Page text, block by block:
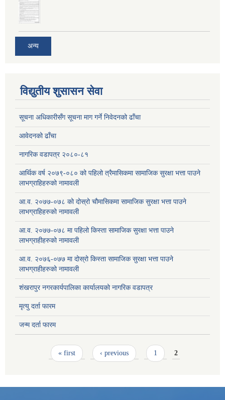
अन्य
विद्युतीय शुसासन सेवा
सूचना अधिकारीसँग सूचना माग गर्ने निवेदनको ढाँचा
आवेदनको ढाँचा
नागरिक वडापत्र २०८०-८१
आर्थिक वर्ष २०७९-०८० को पहिलो त्रैमासिकमा सामाजिक सुरक्षा भत्ता पाउने
लाभग्राहिहरुको नामावली
आ.व. २०७७-०७८ को दोस्रो चौमासिकमा सामाजिक सुरक्षा भत्ता पाउने
लाभग्राहिहरुको नामावली
आ.व. २०७७-०७८ मा पहिलो किस्ता सामाजिक सुरक्षा भत्ता पाउने
लाभग्राहीहरुको नामावली
आ.व. २०७६-०७७ मा दोस्रो किस्ता सामाजिक सुरक्षा भत्ता पाउने
लाभग्राहीहरुको नामावली
शंखरापुर नगरकार्यपालिका कार्यालयको नागरिक वडापत्र
मृत्यु दर्ता फारम
जन्म दर्ता फारम
« first ‹ previous 1 2